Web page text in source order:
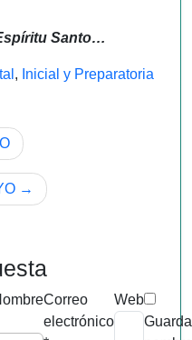
Santo…
, Inicial y Preparatoria
Correo
electrónico
Web